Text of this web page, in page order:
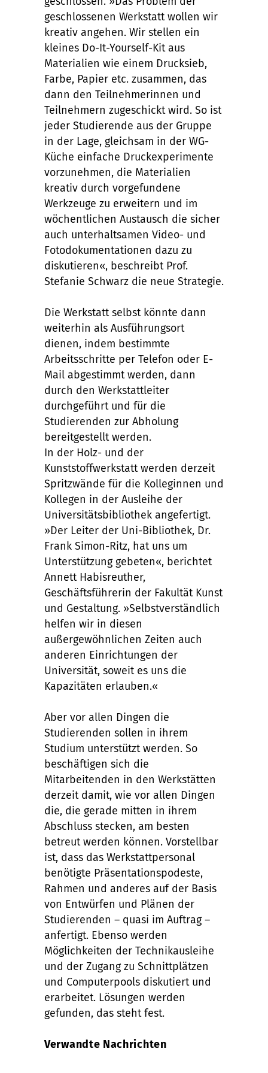
geschlossenen Werkstatt wollen wir
kreativ angehen. Wir stellen ein
kleines Do-It-Yourself-Kit aus
Materialien wie einem Drucksieb,
Farbe, Papier etc. zusammen, das
dann den Teilnehmerinnen und
Teilnehmern zugeschickt wird. So ist
jeder Studierende aus der Gruppe
in der Lage, gleichsam in der WG-
Küche einfache Druckexperimente
vorzunehmen, die Materialien
kreativ durch vorgefundene
Werkzeuge zu erweitern und im
wöchentlichen Austausch die sicher
auch unterhaltsamen Video- und
Fotodokumentationen dazu zu
diskutieren«, beschreibt Prof.
Stefanie Schwarz die neue Strategie.
Die Werkstatt selbst könnte dann
weiterhin als Ausführungsort
dienen, indem bestimmte
Arbeitsschritte per Telefon oder E-
Mail abgestimmt werden, dann
durch den Werkstattleiter
durchgeführt und für die
Studierenden zur Abholung
bereitgestellt werden.
In der Holz- und der
Kunststoffwerkstatt werden derzeit
Spritzwände für die Kolleginnen und
Kollegen in der Ausleihe der
Universitätsbibliothek angefertigt.
»Der Leiter der Uni-Bibliothek, Dr.
Frank Simon-Ritz, hat uns um
Unterstützung gebeten«, berichtet
Annett Habisreuther,
Geschäftsführerin der Fakultät Kunst
und Gestaltung. »Selbstverständlich
helfen wir in diesen
außergewöhnlichen Zeiten auch
anderen Einrichtungen der
Universität, soweit es uns die
Kapazitäten erlauben.«
Aber vor allen Dingen die
Studierenden sollen in ihrem
Studium unterstützt werden. So
beschäftigen sich die
Mitarbeitenden in den Werkstätten
derzeit damit, wie vor allen Dingen
die, die gerade mitten in ihrem
Abschluss stecken, am besten
betreut werden können. Vorstellbar
ist, dass das Werkstattpersonal
benötigte Präsentationspodeste,
Rahmen und anderes auf der Basis
von Entwürfen und Plänen der
Studierenden – quasi im Auftrag –
anfertigt. Ebenso werden
Möglichkeiten der Technikausleihe
und der Zugang zu Schnittplätzen
und Computerpools diskutiert und
erarbeitet. Lösungen werden
gefunden, das steht fest.
Verwandte Nachrichten